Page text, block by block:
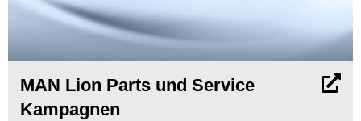
MAN Lion Parts und Service
Kampagnen